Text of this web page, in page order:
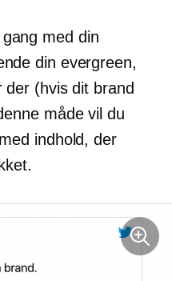
med din
din evergreen,
der (hvis dit brand
måde vil du
indhold, der